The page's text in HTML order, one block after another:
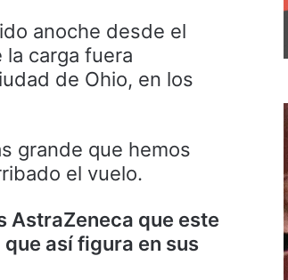
anoche desde el
carga fuera
de Ohio, en los
grande que hemos
el vuelo.
AstraZeneca que este
así figura en sus